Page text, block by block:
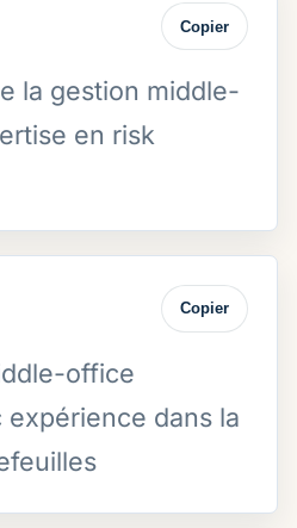
Copier
la gestion middle-
en risk
Copier
office
dans la